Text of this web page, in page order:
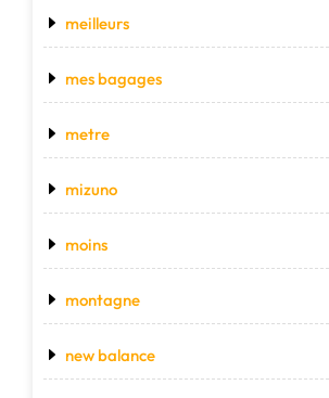
meilleurs
mes bagages
metre
mizuno
moins
montagne
new balance